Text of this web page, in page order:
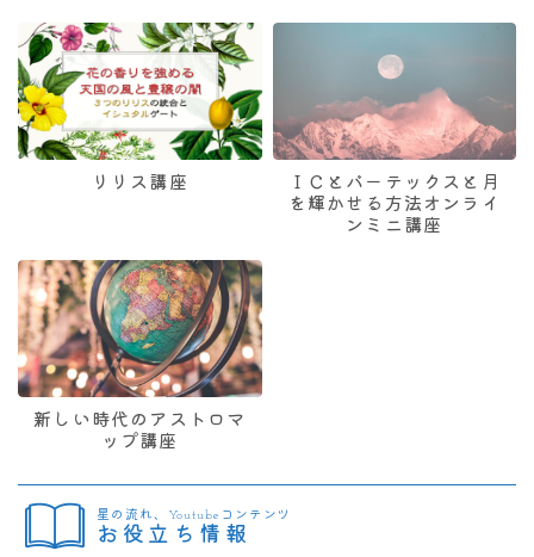
リリス講座
ＩＣとバーテックスと月
を輝かせる方法オンライ
ンミニ講座
新しい時代のアストロマ
ップ講座
星の流れ、Youtubeコンテンツ
お役立ち情報